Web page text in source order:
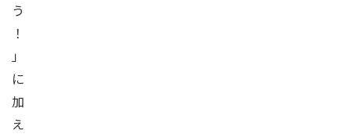
う
！
」
に
加
え